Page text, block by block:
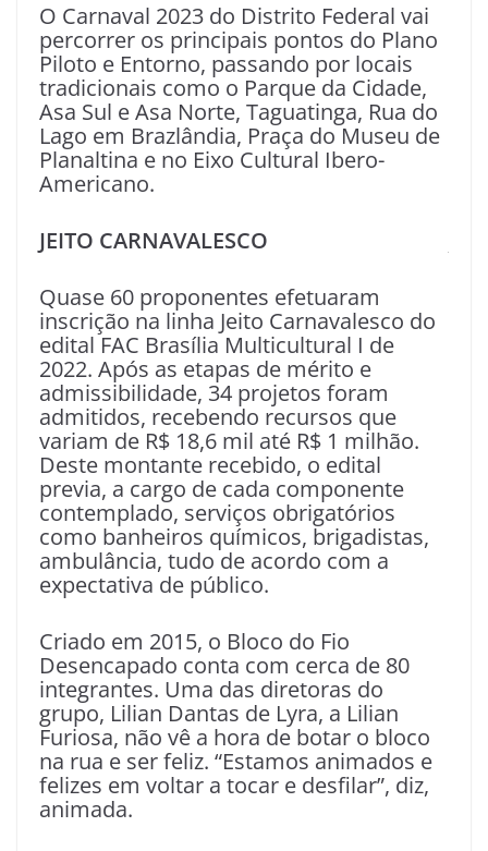
O Carnaval 2023 do Distrito Federal vai
percorrer os principais pontos do Plano
Piloto e Entorno, passando por locais
tradicionais como o Parque da Cidade,
Asa Sul e Asa Norte, Taguatinga, Rua do
Lago em Brazlândia, Praça do Museu de
Planaltina e no Eixo Cultural Ibero-
Americano.
JEITO CARNAVALESCO
Quase 60 proponentes efetuaram
inscrição na linha Jeito Carnavalesco do
edital FAC Brasília Multicultural I de
2022. Após as etapas de mérito e
admissibilidade, 34 projetos foram
admitidos, recebendo recursos que
variam de R$ 18,6 mil até R$ 1 milhão.
Deste montante recebido, o edital
previa, a cargo de cada componente
contemplado, serviços obrigatórios
como banheiros químicos, brigadistas,
ambulância, tudo de acordo com a
expectativa de público.
Criado em 2015, o Bloco do Fio
Desencapado conta com cerca de 80
integrantes. Uma das diretoras do
grupo, Lilian Dantas de Lyra, a Lilian
Furiosa, não vê a hora de botar o bloco
na rua e ser feliz. “Estamos animados e
felizes em voltar a tocar e desfilar”, diz,
animada.